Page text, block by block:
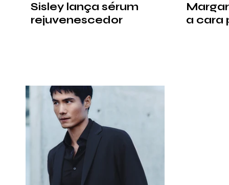
Sisley lança sérum
rejuvenescedor
a cara